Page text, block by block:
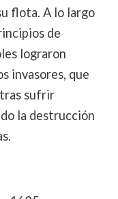
flota. A lo largo
de
lograron
invasores, que
sufrir
la destrucción